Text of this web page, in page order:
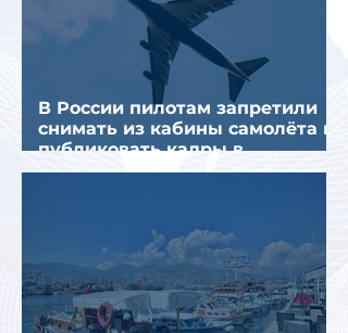
В России пилотам запретили
снимать из кабины самолёта и
публиковать кадры в
интернете